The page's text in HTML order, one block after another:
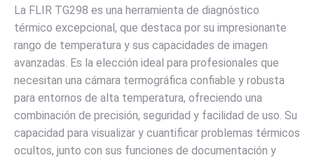
La FLIR TG298 es una herramienta de diagnóstico
térmico excepcional, que destaca por su impresionante
rango de temperatura y sus capacidades de imagen
avanzadas. Es la elección ideal para profesionales que
necesitan una cámara termográfica confiable y robusta
para entornos de alta temperatura, ofreciendo una
combinación de precisión, seguridad y facilidad de uso. Su
capacidad para visualizar y cuantificar problemas térmicos
ocultos, junto con sus funciones de documentación y